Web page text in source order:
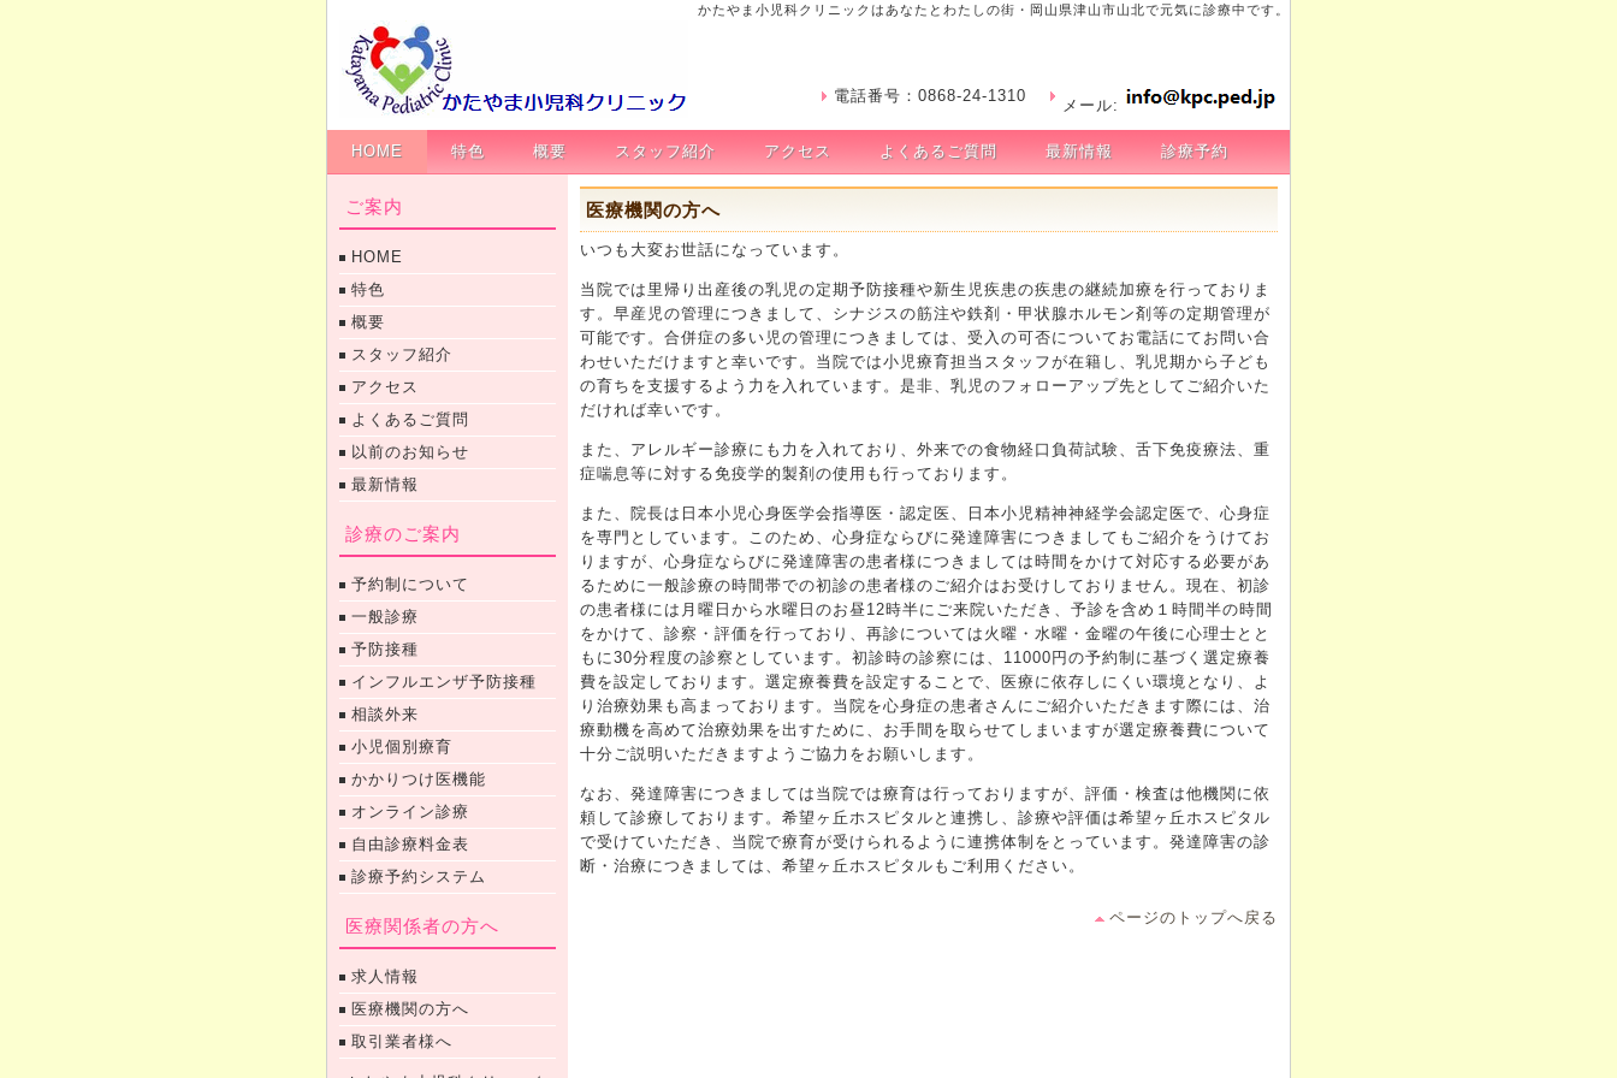
かたやま小児科クリニックはあなたとわたしの街・岡山県津山市山北で元気に診療中です。
電話番号：0868-24-1310
メール:
HOME 特色 概要 スタッフ紹介 アクセス よくあるご質問 最新情報 診療予約
医療機関の方へ
いつも大変お世話になっています。
当院では里帰り出産後の乳児の定期予防接種や新生児疾患の疾患の継続加療を行っておりま
す。早産児の管理につきまして、シナジスの筋注や鉄剤・甲状腺ホルモン剤等の定期管理が
可能です。合併症の多い児の管理につきましては、受入の可否についてお電話にてお問い合
わせいただけますと幸いです。当院では小児療育担当スタッフが在籍し、乳児期から子ども
の育ちを支援するよう力を入れています。是非、乳児のフォローアップ先としてご紹介いた
だければ幸いです。
また、アレルギー診療にも力を入れており、外来での食物経口負荷試験、舌下免疫療法、重
症喘息等に対する免疫学的製剤の使用も行っております。
また、院長は日本小児心身医学会指導医・認定医、日本小児精神神経学会認定医で、心身症
を専門としています。このため、心身症ならびに発達障害につきましてもご紹介をうけてお
りますが、心身症ならびに発達障害の患者様につきましては時間をかけて対応する必要があ
るために一般診療の時間帯での初診の患者様のご紹介はお受けしておりません。現在、初診
の患者様には月曜日から水曜日のお昼12時半にご来院いただき、予診を含め１時間半の時間
をかけて、診察・評価を行っており、再診については火曜・水曜・金曜の午後に心理士とと
もに30分程度の診察としています。初診時の診察には、11000円の予約制に基づく選定療養
費を設定しております。選定療養費を設定することで、医療に依存しにくい環境となり、よ
り治療効果も高まっております。当院を心身症の患者さんにご紹介いただきます際には、治
療動機を高めて治療効果を出すために、お手間を取らせてしまいますが選定療養費について
十分ご説明いただきますようご協力をお願いします。
なお、発達障害につきましては当院では療育は行っておりますが、評価・検査は他機関に依
頼して診療しております。希望ヶ丘ホスピタルと連携し、診療や評価は希望ヶ丘ホスピタル
で受けていただき、当院で療育が受けられるように連携体制をとっています。発達障害の診
断・治療につきましては、希望ヶ丘ホスピタルもご利用ください。
ページのトップへ戻る
ご案内
HOME
特色
概要
スタッフ紹介
アクセス
よくあるご質問
以前のお知らせ
最新情報
診療のご案内
予約制について
一般診療
予防接種
インフルエンザ予防接種
相談外来
小児個別療育
かかりつけ医機能
オンライン診療
自由診療料金表
診療予約システム
医療関係者の方へ
求人情報
医療機関の方へ
取引業者様へ